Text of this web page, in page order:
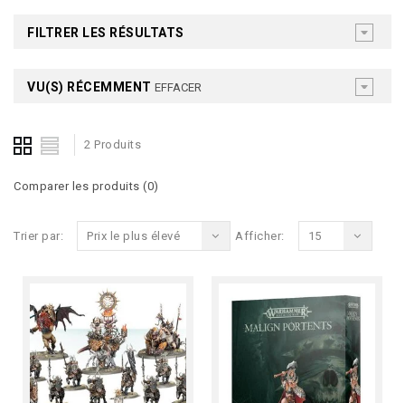
FILTRER LES RÉSULTATS
VU(S) RÉCEMMENT EFFACER
2 Produits
Comparer les produits (0)
Trier par: Prix le plus élevé Afficher: 15